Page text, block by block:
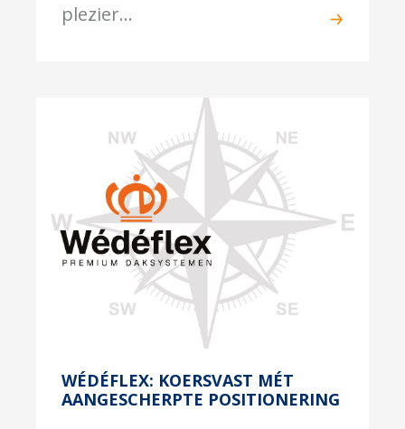
plezier...
WÉDÉFLEX: KOERSVAST MÉT
AANGESCHERPTE POSITIONERING